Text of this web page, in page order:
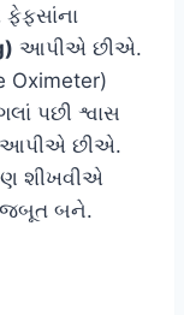
આપીએ છીએ.
પછી શ્વાસ
આપીએ છીએ.
શીખવીએ
બને.